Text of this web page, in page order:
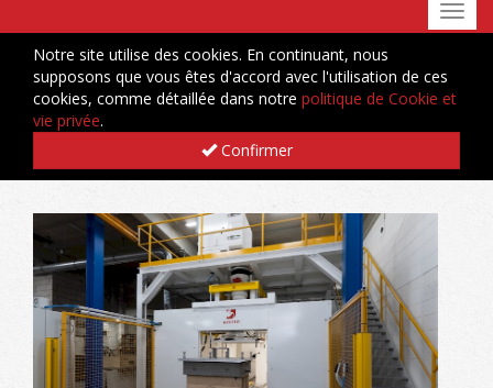
Notre site utilise des cookies. En continuant, nous
supposons que vous êtes d'accord avec l'utilisation de ces
cookies, comme détaillée dans notre politique de Cookie et
vie privée.
Confirmer